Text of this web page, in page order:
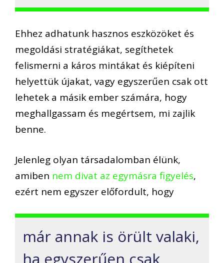
Ehhez adhatunk hasznos eszközöket és
megoldási stratégiákat, segíthetek
felismerni a káros mintákat és kiépíteni
helyettük újakat, vagy egyszerűen csak ott
lehetek a másik ember számára, hogy
meghallgassam és megértsem, mi zajlik
benne.
Jelenleg olyan társadalomban élünk,
amiben nem divat az egymásra figyelés,
ezért nem egyszer előfordult, hogy
már annak is örült valaki,
ha egyszerűen csak